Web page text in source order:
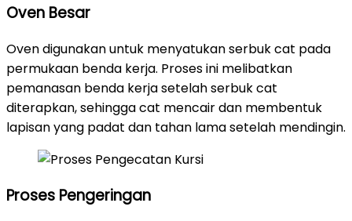
Oven Besar
Oven digunakan untuk menyatukan serbuk cat pada
permukaan benda kerja. Proses ini melibatkan
pemanasan benda kerja setelah serbuk cat
diterapkan, sehingga cat mencair dan membentuk
lapisan yang padat dan tahan lama setelah mendingin.
Proses Pengeringan